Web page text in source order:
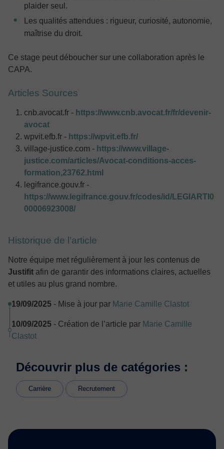
plaider seul.
Les qualités attendues : rigueur, curiosité, autonomie,
maîtrise du droit.
Ce stage peut déboucher sur une collaboration après le
CAPA.
Articles Sources
cnb.avocat.fr - https://www.cnb.avocat.fr/fr/devenir-
avocat
wpvit.efb.fr - https://wpvit.efb.fr/
village-justice.com - https://www.village-
justice.com/articles/Avocat-conditions-acces-
formation,23762.html
legifrance.gouv.fr -
https://www.legifrance.gouv.fr/codes/id/LEGIARTI0
00006923008/
Historique de l’article
Notre équipe met régulièrement à jour les contenus de
Justifit afin de garantir des informations claires, actuelles
et utiles au plus grand nombre.
19/09/2025 - Mise à jour par Marie Camille Clastot
10/09/2025 - Création de l’article par Marie Camille
Clastot
Découvrir plus de catégories :
Carrière Recrutement